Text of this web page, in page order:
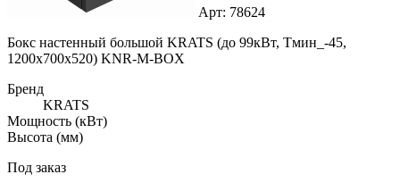
Арт: 78624
Бокс настенный большой KRATS (до 99кВт, Тмин_-45,
1200x700x520) KNR-M-BOX
Бренд
KRATS
Мощность (кВт)
Высота (мм)
Под заказ